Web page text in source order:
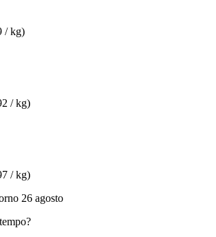
/ kg)
/ kg)
/ kg)
26 agosto